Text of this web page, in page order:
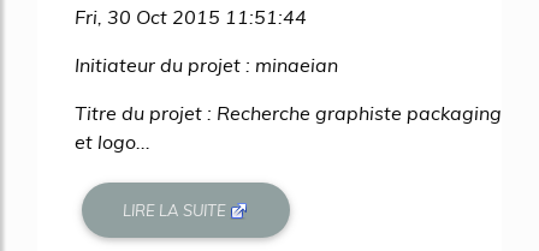
Fri, 30 Oct 2015 11:51:44
Initiateur du projet : minaeian
Titre du projet : Recherche graphiste packaging
et logo...
LIRE LA SUITE